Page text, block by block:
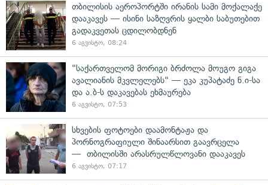
თბილისის აეროპორტში ირანის სამი მოქალაქე
დააკავეს — ისინი საზღვრის ყალბი საბუთებით
გადაკვეთას ცდილობდნენ
6 აგვისტო, 08:24
"საქართველომ მორიგი ბრძოლა მოუგო გიგა
ავალიანის მკვლელებს" — ეკა კუპატაძე ნ.ი-სა
და ა.ბ-ს დაკავებას ეხმაურება
6 აგვისტო, 07:53
სხვების ფოტოები დაამონტაჟა და
პორნოგრაფიული შინაარსით გაავრცელა
— თბილისში არასრულწლოვანი დააკავეს
6 აგვისტო, 07:17